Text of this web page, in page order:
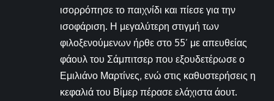
ισορρόπησε το παιχνίδι και πίεσε για την
ισοφάριση. Η μεγαλύτερη στιγμή των
φιλοξενούμενων ήρθε στο 55’ με απευθείας
φάουλ του Σάμπιτσερ που εξουδετέρωσε ο
Εμιλιάνο Μαρτίνες, ενώ στις καθυστερήσεις η
κεφαλιά του Βίμερ πέρασε ελάχιστα άουτ.